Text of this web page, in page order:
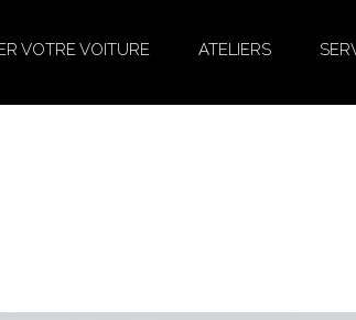
VOTRE VOITURE ATELIERS